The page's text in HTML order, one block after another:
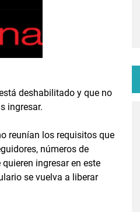
deshabilitado y que no
ingresar.
reunían los requisitos que
números de
ingresar en este
se vuelva a liberar